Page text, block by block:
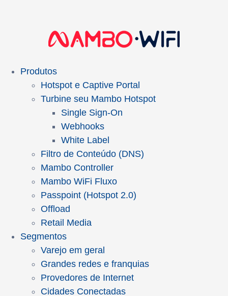
Produtos
Hotspot e Captive Portal
Turbine seu Mambo Hotspot
Single Sign-On
Webhooks
White Label
Filtro de Conteúdo (DNS)
Mambo Controller
Mambo WiFi Fluxo
Passpoint (Hotspot 2.0)
Offload
Retail Media
Segmentos
Varejo em geral
Grandes redes e franquias
Provedores de Internet
Cidades Conectadas